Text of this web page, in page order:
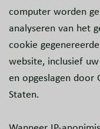
computer worden
analyseren van het
cookie
website, inclusief
en opgeslagen door
Staten.